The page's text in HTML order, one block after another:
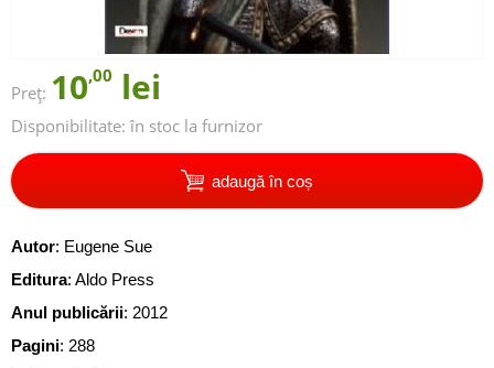
Preț: 10,00 lei
Disponibilitate: în stoc la furnizor
adaugă în coș
Autor: Eugene Sue
Editura: Aldo Press
Anul publicării: 2012
Pagini: 288